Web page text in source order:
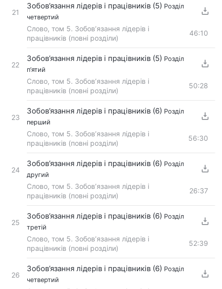
21
Зобов’язання лідерів і працівників (5) Розділ
четвертий
Слово, том 5. Зобов’язання лідерів і
працівників (повні розділи)
46:10
22
Зобов’язання лідерів і працівників (5) Розділ
п’ятий
Слово, том 5. Зобов’язання лідерів і
працівників (повні розділи)
50:28
23
Зобов’язання лідерів і працівників (6) Розділ
перший
Слово, том 5. Зобов’язання лідерів і
працівників (повні розділи)
56:30
24
Зобов’язання лідерів і працівників (6) Розділ
другий
Слово, том 5. Зобов’язання лідерів і
працівників (повні розділи)
26:37
25
Зобов’язання лідерів і працівників (6) Розділ
третій
Слово, том 5. Зобов’язання лідерів і
працівників (повні розділи)
52:39
26
Зобов’язання лідерів і працівників (6) Розділ
четвертий